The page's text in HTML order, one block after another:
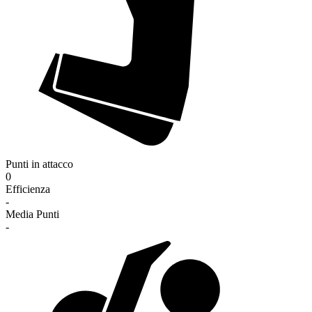
Punti in attacco
0
Efficienza
-
Media Punti
-